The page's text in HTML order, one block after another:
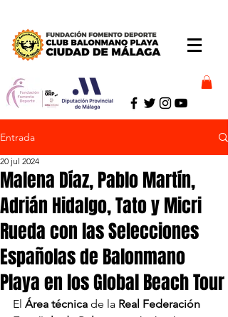
Entrada
Malena Díaz, Pablo Martín,
Adrián Hidalgo, Tato y Micri
Rueda con las Selecciones
Españolas de Balonmano
Playa en los Global Beach Tour
20 jul 2024
El Área técnica de la Real Federación